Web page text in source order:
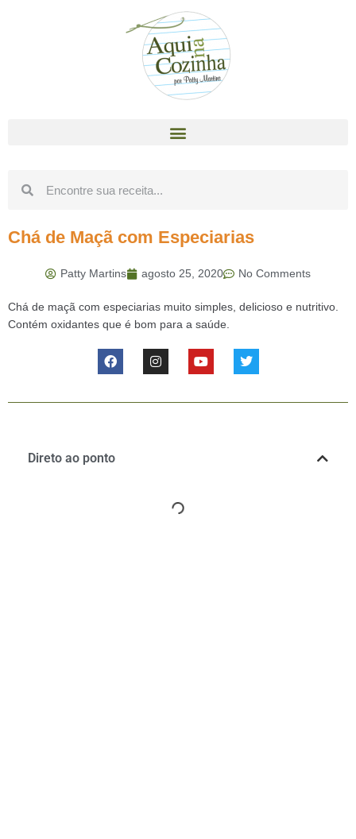
Chá de Maçã com Especiarias
Patty Martins agosto 25, 2020 No Comments
Chá de maçã com especiarias muito simples, delicioso e nutritivo.
Contém oxidantes que é bom para a saúde.
Direto ao ponto